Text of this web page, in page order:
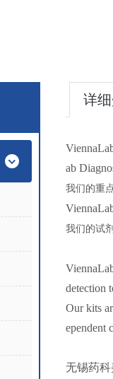
详
ab
我们的重
我们的试
detection
Our kits
ependent
无锡药